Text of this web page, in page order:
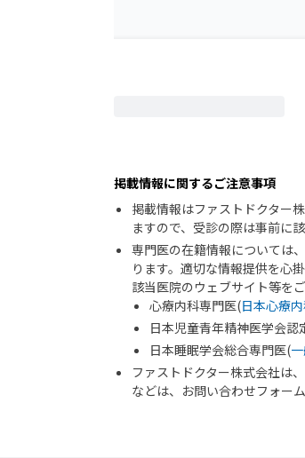
掲載情報に関するご注意事項
掲載情報はファストドクター
ますので、受診の際は事前に
専門医の在籍情報については
ります。適切な情報提供を心
該当医院のウェブサイト等を
心療内科専門医(日本心療
日本児童青年精神医学会認
日本睡眠学会総合専門医(
ファストドクター株式会社は
などは、お問い合わせフォー